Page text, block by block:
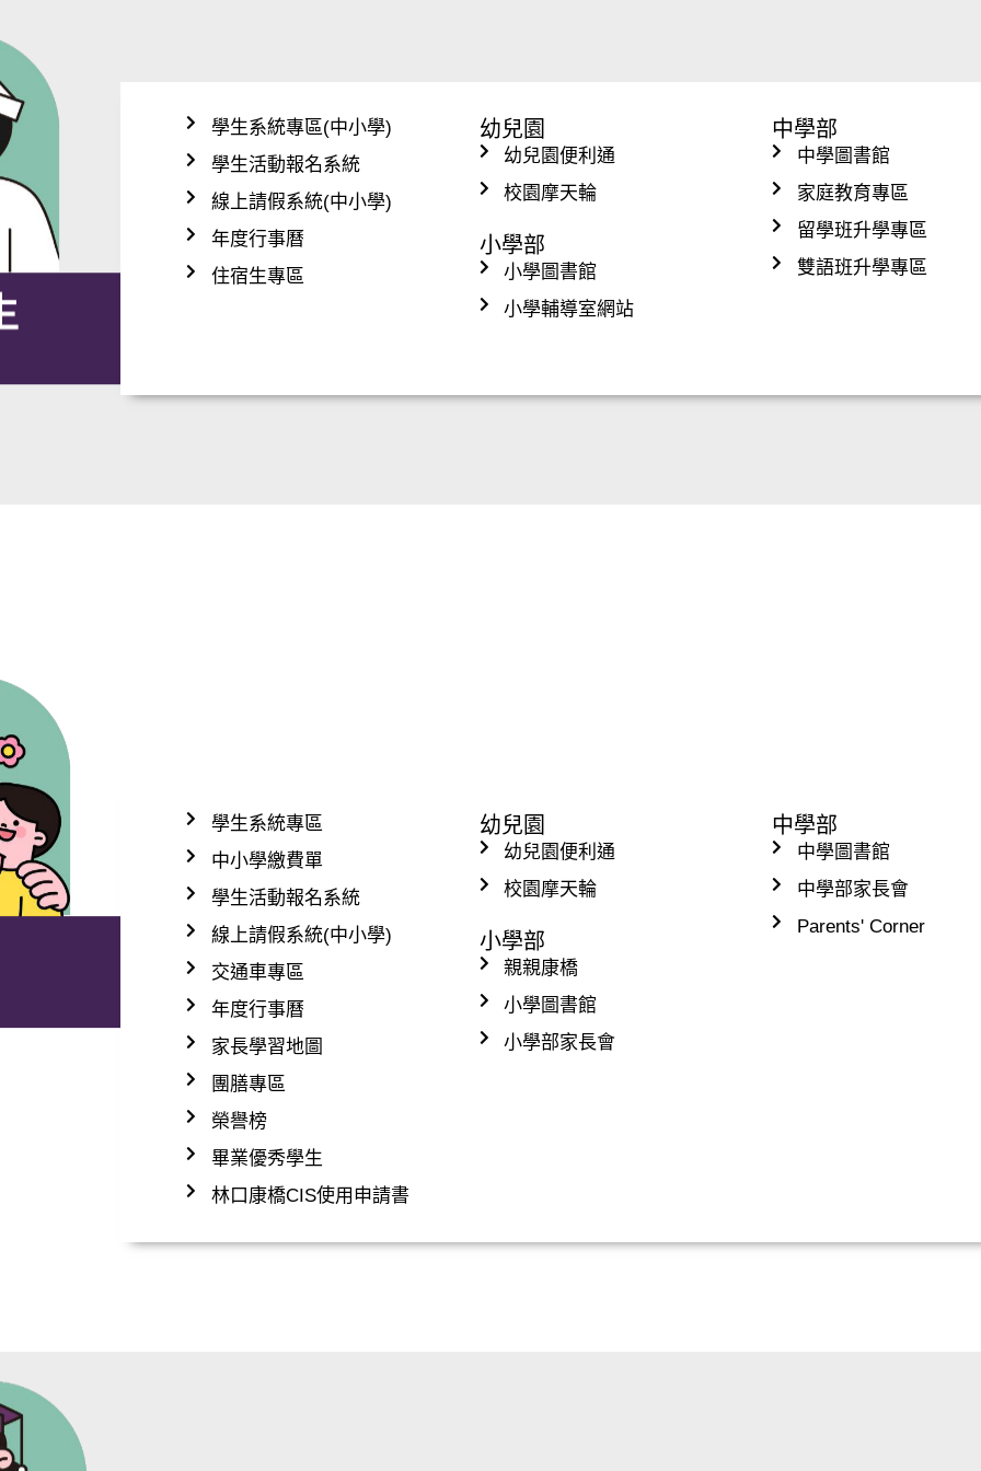
學生系統專區(中小學)
學生活動報名系統
線上請假系統(中小學)
年度行事曆
住宿生專區
幼兒園
幼兒園便利通
校園摩天輪
小學部
小學圖書館
小學輔導室網站
中學部
中學圖書館
家庭教育專區
留學班升學專區
雙語班升學專區
學生系統專區
中小學繳費單
學生活動報名系統
線上請假系統(中小學)
交通車專區
年度行事曆
家長學習地圖
團膳專區
榮譽榜
畢業優秀學生
林口康橋CIS使用申請書
幼兒園
幼兒園便利通
校園摩天輪
小學部
親親康橋
小學圖書館
小學部家長會
中學部
中學圖書館
中學部家長會
Parents' Corner